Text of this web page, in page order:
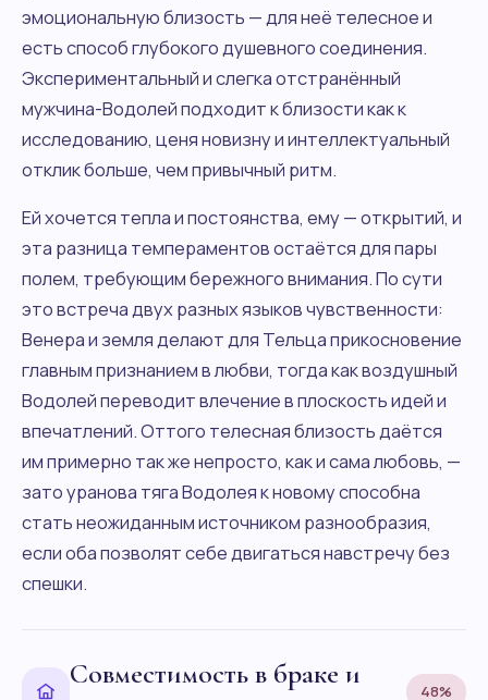
эмоциональную близость — для неё телесное и
есть способ глубокого душевного соединения.
Экспериментальный и слегка отстранённый
мужчина-Водолей подходит к близости как к
исследованию, ценя новизну и интеллектуальный
отклик больше, чем привычный ритм.
Ей хочется тепла и постоянства, ему — открытий, и
эта разница темпераментов остаётся для пары
полем, требующим бережного внимания. По сути
это встреча двух разных языков чувственности:
Венера и земля делают для Тельца прикосновение
главным признанием в любви, тогда как воздушный
Водолей переводит влечение в плоскость идей и
впечатлений. Оттого телесная близость даётся
им примерно так же непросто, как и сама любовь, —
зато уранова тяга Водолея к новому способна
стать неожиданным источником разнообразия,
если оба позволят себе двигаться навстречу без
спешки.
Совместимость в браке и
48%